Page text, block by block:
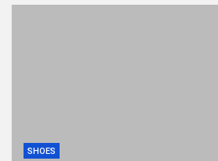
SHOES